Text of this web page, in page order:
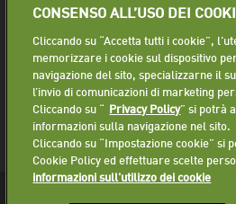
Fax. 0588 86940
Segui la pagina
Lavora con noi
CONSENSO ALL’USO DEI
Cliccando su “Accetta tutti i cookie”,
memorizzare i cookie sul dispositivo
navigazione del sito, specializzarne il
l’invio di comunicazioni di marketing
Cliccando su “ Privacy Policy” si potrà
informazioni sulla navigazione nel sito.
Cliccando su “Impostazione cookie” si
Cookie Policy ed effettuare scelte
informazioni sull'utilizzo dei cookie